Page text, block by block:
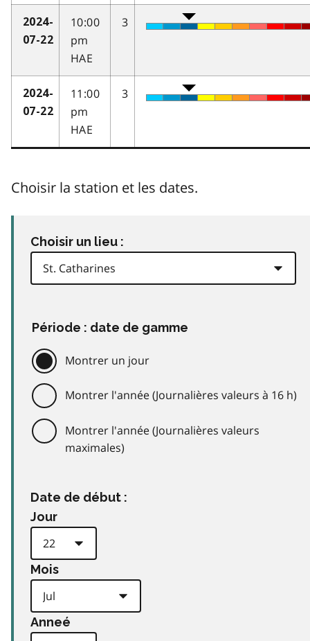
2024-
07-22
10:00
pm
HAE
3
2024-
07-22
11:00
pm
HAE
3
Choisir la station et les dates.
Choisir un lieu :
Période : date de gamme
Montrer un jour
Montrer l'année (Journalières valeurs à 16 h)
Montrer l'année (Journalières valeurs
maximales)
Date de début :
Jour
Mois
Anneé